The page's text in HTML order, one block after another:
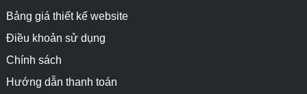
Bảng giá thiết kế website
Điều khoản sử dụng
Chính sách
Hướng dẫn thanh toán